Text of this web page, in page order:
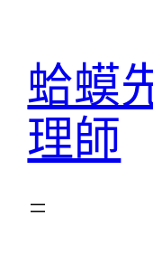
蛤蟆
理師